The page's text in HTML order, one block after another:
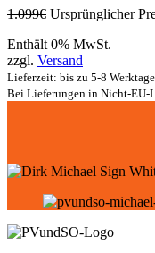
1.099€ Ursprünglicher
Enthält 0% MwSt.
zzgl. Versand
Lieferzeit: bis zu 5-8
Bei Lieferungen in Nicht-EU-